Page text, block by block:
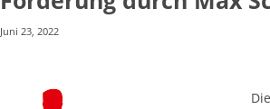
Juni 23, 2022
Die